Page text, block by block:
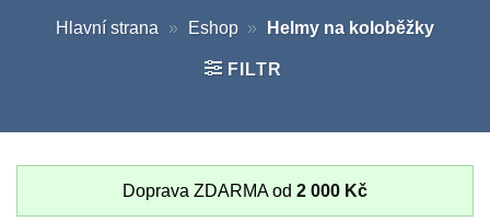
Hlavní strana » Eshop » Helmy na koloběžky
FILTR
Doprava ZDARMA od 2 000 Kč